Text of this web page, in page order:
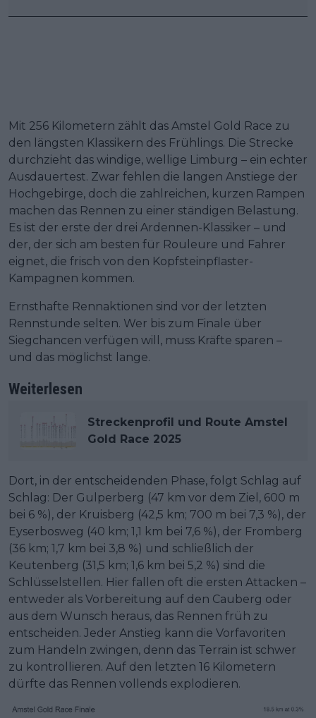
Mit 256 Kilometern zählt das Amstel Gold Race zu
den längsten Klassikern des Frühlings. Die Strecke
durchzieht das windige, wellige Limburg – ein echter
Ausdauertest. Zwar fehlen die langen Anstiege der
Hochgebirge, doch die zahlreichen, kurzen Rampen
machen das Rennen zu einer ständigen Belastung.
Es ist der erste der drei Ardennen-Klassiker – und
der, der sich am besten für Rouleure und Fahrer
eignet, die frisch von den Kopfsteinpflaster-
Kampagnen kommen.
Ernsthafte Rennaktionen sind vor der letzten
Rennstunde selten. Wer bis zum Finale über
Siegchancen verfügen will, muss Kräfte sparen –
und das möglichst lange.
Weiterlesen
Streckenprofil und Route Amstel
Gold Race 2025
Dort, in der entscheidenden Phase, folgt Schlag auf
Schlag: Der Gulperberg (47 km vor dem Ziel, 600 m
bei 6 %), der Kruisberg (42,5 km; 700 m bei 7,3 %), der
Eyserbosweg (40 km; 1,1 km bei 7,6 %), der Fromberg
(36 km; 1,7 km bei 3,8 %) und schließlich der
Keutenberg (31,5 km; 1,6 km bei 5,2 %) sind die
Schlüsselstellen. Hier fallen oft die ersten Attacken –
entweder als Vorbereitung auf den Cauberg oder
aus dem Wunsch heraus, das Rennen früh zu
entscheiden. Jeder Anstieg kann die Vorfavoriten
zum Handeln zwingen, denn das Terrain ist schwer
zu kontrollieren. Auf den letzten 16 Kilometern
dürfte das Rennen vollends explodieren.